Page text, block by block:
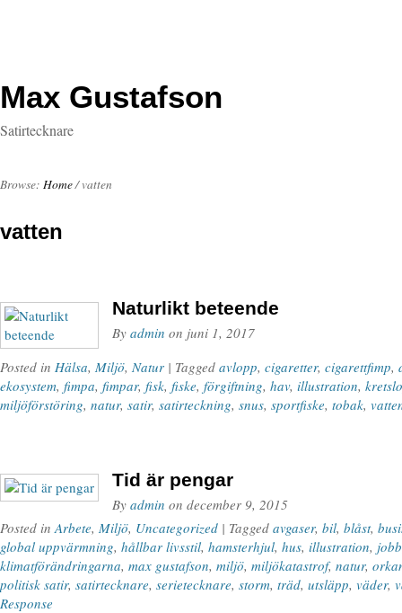
Max Gustafson
Satirtecknare
Browse: Home/ vatten
vatten
Naturlikt beteende
By admin on juni 1, 2017
Posted in Hälsa, Miljö, Natur | Tagged avlopp, cigaretter, cigarettfimp,
ekosystem, fimpa, fimpar, fisk, fiske, förgiftning, hav, illustration,
miljöförstöring, natur, satir, satirteckning, snus, sportfiske, tobak,
Tid är pengar
By admin on december 9, 2015
Posted inArbete, Miljö, Uncategorized | Tagged avgaser, bil, blåst,
global uppvärmning, hållbar livsstil, hamsterhjul, hus, illustration, jobb
klimatförändringarna, max gustafson, miljö, miljökatastrof, natur,
politisk satir, satirtecknare, serietecknare, storm, träd, utsläpp, väder,
Response